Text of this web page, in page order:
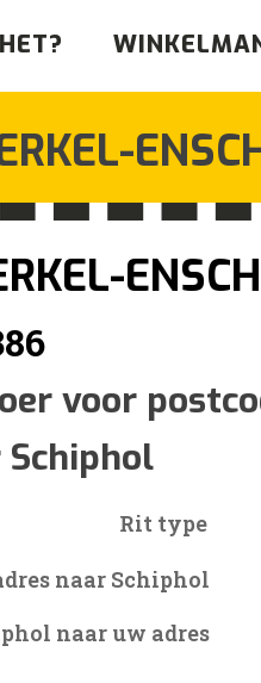
Prijsklasse:
€162
tot
€386
voor
Rit type
naar Schiphol
naar uw adres